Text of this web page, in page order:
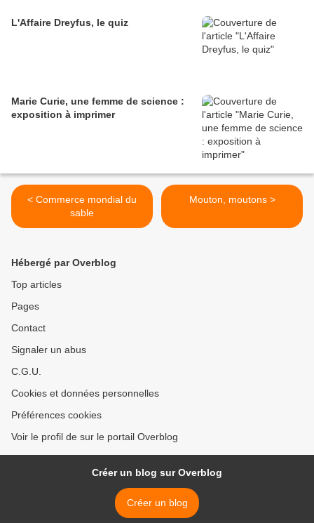
L'Affaire Dreyfus, le quiz
Marie Curie, une femme de science :
exposition à imprimer
< Commerce mondial du
sable
Mouton, moutons >
Hébergé par Overblog
Top articles
Pages
Contact
Signaler un abus
C.G.U.
Cookies et données personnelles
Préférences cookies
Voir le profil de sur le portail Overblog
Créer un blog sur Overblog
Créer un blog